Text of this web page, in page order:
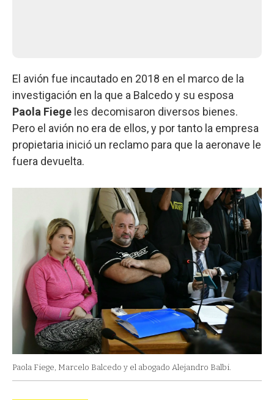
El avión fue incautado en 2018 en el marco de la
investigación en la que a Balcedo y su esposa
Paola Fiege les decomisaron diversos bienes.
Pero el avión no era de ellos, y por tanto la empresa
propietaria inició un reclamo para que la aeronave le
fuera devuelta.
Paola Fiege, Marcelo Balcedo y el abogado Alejandro Balbi.